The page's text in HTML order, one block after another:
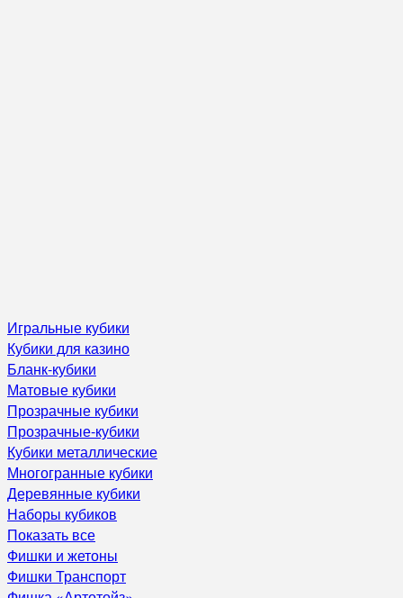
Игральные кубики
Кубики для казино
Бланк-кубики
Матовые кубики
Прозрачные кубики
Прозрачные-кубики
Кубики металлические
Многогранные кубики
Деревянные кубики
Наборы кубиков
Показать все
Фишки и жетоны
Фишки Транспорт